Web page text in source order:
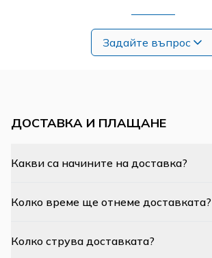
Задайте въпрос
ДОСТАВКА И ПЛАЩАНЕ
Какви са начините на доставка?
Колко време ще отнеме доставката?
Колко струва доставката?